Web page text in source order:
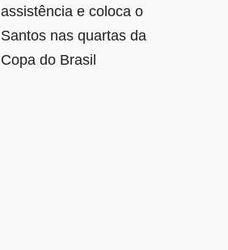
assistência e coloca o
Santos nas quartas da
Copa do Brasil